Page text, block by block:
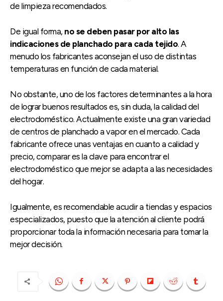
de limpieza recomendados.
De igual forma, no se deben pasar por alto las
indicaciones de planchado para cada tejido. A
menudo los fabricantes aconsejan el uso de distintas
temperaturas en función de cada material.
No obstante, uno de los factores determinantes a la hora
de lograr buenos resultados es, sin duda, la calidad del
electrodoméstico. Actualmente existe una gran variedad
de centros de planchado a vapor en el mercado. Cada
fabricante ofrece unas ventajas en cuanto a calidad y
precio, comparar es la clave para encontrar el
electrodoméstico que mejor se adapta a las necesidades
del hogar.
Igualmente, es recomendable acudir a tiendas y espacios
especializados, puesto que la atención al cliente podrá
proporcionar toda la información necesaria para tomar la
mejor decisión.